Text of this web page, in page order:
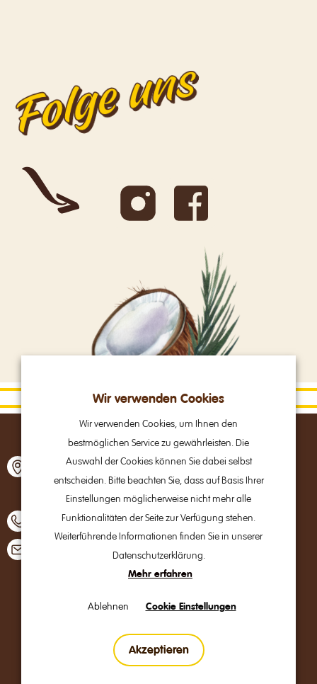
Alpine Brands GmbH & Co Kg
Gmundner Straße 27
A – 4800 Attnang-Puchheim
+43 7674 64 222
office@alpinebrands.at
Datenschutzerklärung
Wir verwenden Cookies
Wir verwenden Cookies, um Ihnen den
bestmöglichen Service zu gewährleisten. Die
Auswahl der Cookies können Sie dabei selbst
entscheiden. Bitte beachten Sie, dass auf Basis Ihrer
Einstellungen möglicherweise nicht mehr alle
Funktionalitäten der Seite zur Verfügung stehen.
Weiterführende Informationen finden Sie in unserer
Datenschutzerklärung.
Mehr erfahren
Ablehnen Cookie Einstellungen
Akzeptieren